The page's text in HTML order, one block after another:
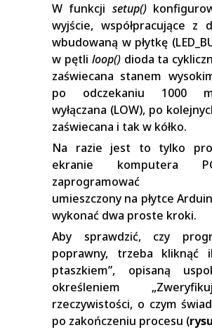
W funkcji setup()
wyjście, współpracujące z
wbudowaną w płytkę
w pętli loop()dioda ta
zaświecana stanem
po odczekaniu 1000
wyłączana (LOW), po
zaświecana i tak w kółko.
Na razie jest to tylko
ekranie komputera
zaprogramować
umieszczony na płytce
wykonać dwa proste kroki.
Aby sprawdzić, czy
poprawny, trzeba kliknąć
ptaszkiem”, opisaną
określeniem
rzeczywistości, o czym
po zakończeniu procesu (